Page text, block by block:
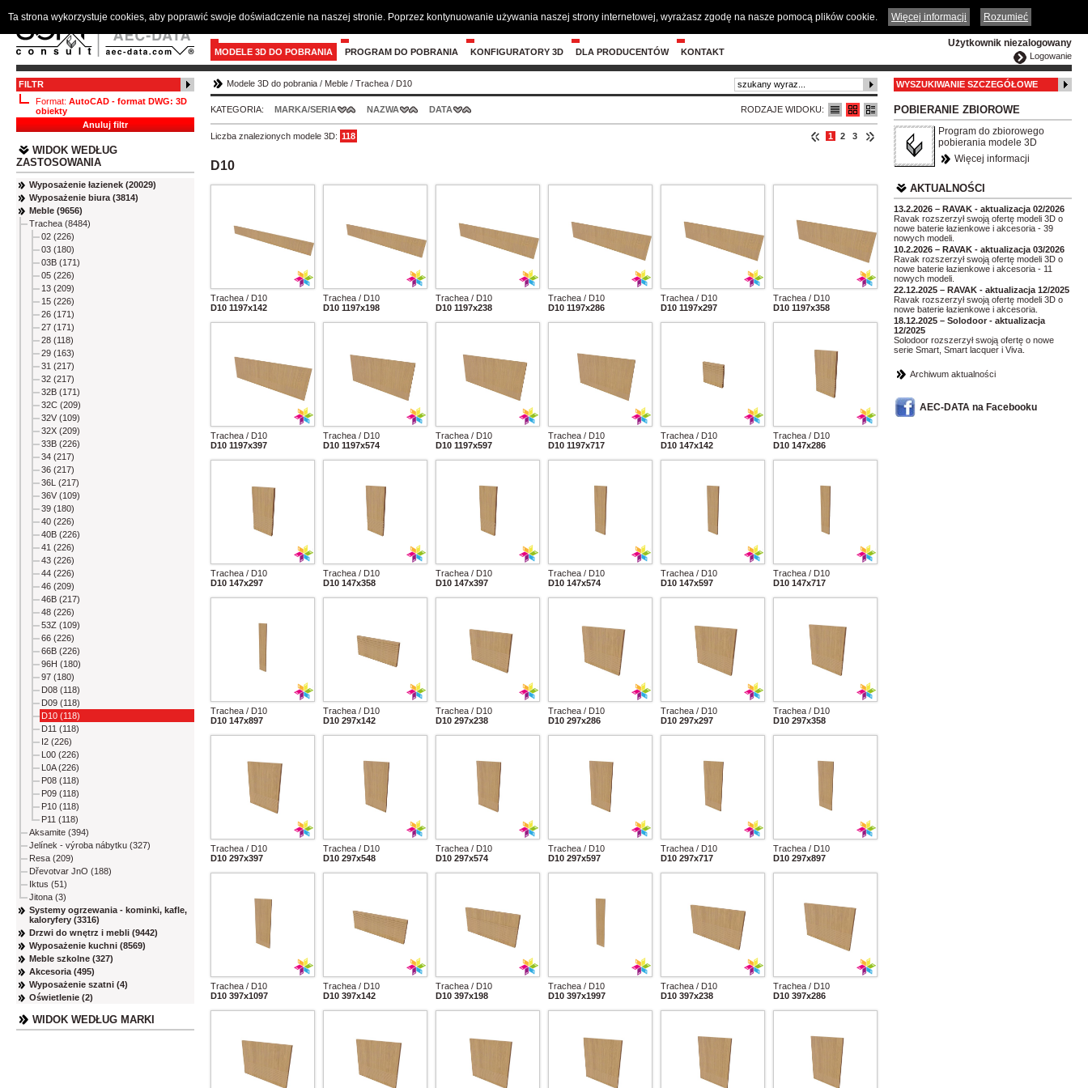
ČESKY ENGLISH DEUTSCH
Użytkownik niezalogowany
Logowanie
MODELE 3D DO POBRANIA PROGRAM DO POBRANIA KONFIGURATORY 3D DLA PRODUCENTÓW KONTAKT
FILTR
Format: AutoCAD - format DWG: 3D
obiekty
Anuluj filtr
WIDOK WEDŁUG
ZASTOSOWANIA
Wyposażenie łazienek (20029)
Wyposażenie biura (3814)
Meble (9656)
Trachea (8484)
02 (226)
03 (180)
03B (171)
05 (226)
13 (209)
15 (226)
26 (171)
27 (171)
28 (118)
29 (163)
31 (217)
32 (217)
32B (171)
32C (209)
32V (109)
32X (209)
33B (226)
34 (217)
36 (217)
36L (217)
36V (109)
39 (180)
40 (226)
40B (226)
41 (226)
43 (226)
44 (226)
46 (209)
46B (217)
48 (226)
53Z (109)
66 (226)
66B (226)
96H (180)
97 (180)
D08 (118)
D09 (118)
D10 (118)
D11 (118)
I2 (226)
L00 (226)
L0A (226)
P08 (118)
P09 (118)
P10 (118)
P11 (118)
Aksamite (394)
Jelínek - výroba nábytku (327)
Resa (209)
Dřevotvar JnO (188)
Iktus (51)
Jitona (3)
Systemy ogrzewania - kominki, kafle,
kaloryfery (3316)
Drzwi do wnętrz i mebli (9442)
Wyposażenie kuchni (8569)
Meble szkolne (327)
Akcesoria (495)
Wyposażenie szatni (4)
Oświetlenie (2)
WIDOK WEDŁUG MARKI
Modele 3D do pobrania / Meble / Trachea / D10
RODZAJE WIDOKU:
KATEGORIA: MARKA/SERIA NAZWA DATA
1 2 3
Liczba znalezionych modele 3D: 118
D10
Trachea / D10
D10 1197x142
Trachea / D10
D10 1197x198
Trachea / D10
D10 1197x238
Trachea / D10
D10 1197x286
Trachea / D10
D10 1197x297
Trachea / D10
D10 1197x358
Trachea / D10
D10 1197x397
Trachea / D10
D10 1197x574
Trachea / D10
D10 1197x597
Trachea / D10
D10 1197x717
Trachea / D10
D10 147x142
Trachea / D10
D10 147x286
Trachea / D10
D10 147x297
Trachea / D10
D10 147x358
Trachea / D10
D10 147x397
Trachea / D10
D10 147x574
Trachea / D10
D10 147x597
Trachea / D10
D10 147x717
Trachea / D10
D10 147x897
Trachea / D10
D10 297x142
Trachea / D10
D10 297x238
Trachea / D10
D10 297x286
Trachea / D10
D10 297x297
Trachea / D10
D10 297x358
Trachea / D10
D10 297x397
Trachea / D10
D10 297x548
Trachea / D10
D10 297x574
Trachea / D10
D10 297x597
Trachea / D10
D10 297x717
Trachea / D10
D10 297x897
Trachea / D10
D10 397x1097
Trachea / D10
D10 397x142
Trachea / D10
D10 397x198
Trachea / D10
D10 397x1997
Trachea / D10
D10 397x238
Trachea / D10
D10 397x286
WYSZUKIWANIE SZCZEGÓŁOWE
POBIERANIE ZBIOROWE
Program do zbiorowego
pobierania modele 3D
Więcej informacji
AKTUALNOŚCI
13.2.2026 – RAVAK - aktualizacja 02/2026
Ravak rozszerzył swoją ofertę modeli 3D o
nowe baterie łazienkowe i akcesoria - 39
nowych modeli.
10.2.2026 – RAVAK - aktualizacja 03/2026
Ravak rozszerzył swoją ofertę modeli 3D o
nowe baterie łazienkowe i akcesoria - 11
nowych modeli.
22.12.2025 – RAVAK - aktualizacja 12/2025
Ravak rozszerzył swoją ofertę modeli 3D o
nowe baterie łazienkowe i akcesoria.
18.12.2025 – Solodoor - aktualizacja
12/2025
Solodoor rozszerzył swoją ofertę o nowe
serie Smart, Smart lacquer i Viva.
Archiwum aktualności
AEC-DATA na Facebooku
Ta strona wykorzystuje cookies, aby poprawić swoje doświadczenie na naszej stronie. Poprzez kontynuowanie używania naszej strony internetowej, wyrażasz zgodę na nasze pomocą plików cookie. Więcej informacji Rozumieć